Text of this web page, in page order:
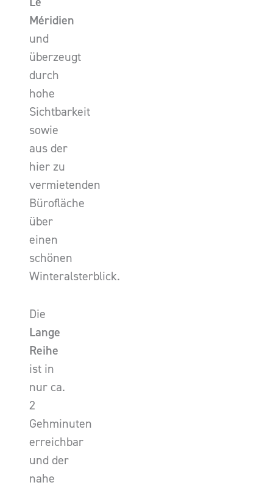
Méridien
und
überzeugt
durch
hohe
Sichtbarkeit
sowie
aus der
hier zu
vermietenden
Bürofläche
über
einen
schönen
Winteralsterblick.
Die
Lange
Reihe
ist in
nur ca.
2
Gehminuten
erreichbar
und der
nahe